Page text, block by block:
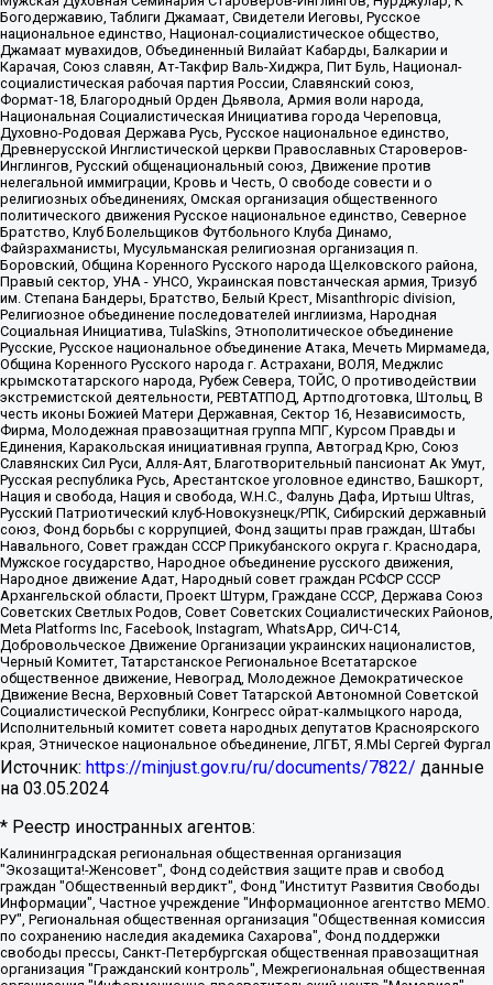
Богодержавию, Таблиги Джамаат, Свидетели Иеговы, Русское
национальное единство, Национал-социалистическое общество,
Джамаат мувахидов, Объединенный Вилайат Кабарды, Балкарии и
Карачая, Союз славян, Ат-Такфир Валь-Хиджра, Пит Буль, Национал-
социалистическая рабочая партия России, Славянский союз,
Формат-18, Благородный Орден Дьявола, Армия воли народа,
Национальная Социалистическая Инициатива города Череповца,
Духовно-Родовая Держава Русь, Русское национальное единство,
Древнерусской Инглистической церкви Православных Староверов-
Инглингов, Русский общенациональный союз, Движение против
нелегальной иммиграции, Кровь и Честь, О свободе совести и о
религиозных объединениях, Омская организация общественного
политического движения Русское национальное единство, Северное
Братство, Клуб Болельщиков Футбольного Клуба Динамо,
Файзрахманисты, Мусульманская религиозная организация п.
Боровский, Община Коренного Русского народа Щелковского района,
Правый сектор, УНА - УНСО, Украинская повстанческая армия, Тризуб
им. Степана Бандеры, Братство, Белый Крест, Misanthropic division,
Религиозное объединение последователей инглиизма, Народная
Социальная Инициатива, TulaSkins, Этнополитическое объединение
Русские, Русское национальное объединение Атака, Мечеть Мирмамеда,
Община Коренного Русского народа г. Астрахани, ВОЛЯ, Меджлис
крымскотатарского народа, Рубеж Севера, ТОЙС, О противодействии
экстремистской деятельности, РЕВТАТПОД, Артподготовка, Штольц, В
честь иконы Божией Матери Державная, Сектор 16, Независимость,
Фирма, Молодежная правозащитная группа МПГ, Курсом Правды и
Единения, Каракольская инициативная группа, Автоград Крю, Союз
Славянских Сил Руси, Алля-Аят, Благотворительный пансионат Ак Умут,
Русская республика Русь, Арестантское уголовное единство, Башкорт,
Нация и свобода, Нация и свобода, W.H.С., Фалунь Дафа, Иртыш Ultras,
Русский Патриотический клуб-Новокузнецк/РПК, Сибирский державный
союз, Фонд борьбы с коррупцией, Фонд защиты прав граждан, Штабы
Навального, Совет граждан СССР Прикубанского округа г. Краснодара,
Мужское государство, Народное объединение русского движения,
Народное движение Адат, Народный совет граждан РСФСР СССР
Архангельской области, Проект Штурм, Граждане СССР, Держава Союз
Советских Светлых Родов, Совет Советских Социалистических Районов,
Meta Platforms Inc, Facebook, Instagram, WhatsApp, СИЧ-С14,
Добровольческое Движение Организации украинских националистов,
Черный Комитет, Татарстанское Региональное Всетатарское
общественное движение, Невоград, Молодежное Демократическое
Движение Весна, Верховный Совет Татарской Автономной Советской
Социалистической Республики, Конгресс ойрат-калмыцкого народа,
Исполнительный комитет совета народных депутатов Красноярского
края, Этническое национальное объединение, ЛГБТ, Я.МЫ Сергей Фургал
Источник: https://minjust.gov.ru/ru/documents/7822/ данные
на 03.05.2024
* Реестр иностранных агентов:
Калининградская региональная общественная организация "Экозащита!-Женсовет", Фонд содействия защите прав и свобод граждан "Общественный вердикт", Фонд "Институт Развития Свободы Информации", Частное учреждение "Информационное агентство МЕМО. РУ", Региональная общественная организация "Общественная комиссия по сохранению наследия академика Сахарова", Фонд поддержки свободы прессы, Санкт-Петербургская общественная правозащитная организация "Гражданский контроль", Межрегиональная общественная организация "Информационно-просветительский центр "Мемориал", Региональный Фонд "Центр Защиты Прав Средств Массовой Информации", с 05.12.2023 Фонд "Центр Защиты Прав Средств массовой информации", Региональная общественная благотворительная организация помощи беженцам и мигрантам "Гражданское содействие", Негосударственное образовательное учреждение дополнительного профессионального образования (повышение квалификации) специалистов "АКАДЕМИЯ ПО ПРАВАМ ЧЕЛОВЕКА", Свердловская региональная общественная организация "Сутяжник", Автономная некоммерческая организация "Центр независимых социологических исследований", Союз общественных объединений "Российский исследовательский центр по правам человека", Региональное общественное учреждение научно-информационный центр "МЕМОРИАЛ", Некоммерческая организация "Фонд защиты гласности", Автономная некоммерческая организация "Институт прав человека", Городская общественная организация "Екатеринбургское общество "МЕМОРИАЛ", Городская общественная организация "Рязанское историко-просветительское и правозащитное общество "Мемориал" (Рязанский Мемориал), Челябинский региональный орган общественной самодеятельности – женское общественное объединение "Женщины Евразии", Челябинский региональный орган общественной самодеятельности "Уральская правозащитная группа", Фонд содействия защите здоровья и социальной справедливости имени Андрея Рылькова, Автономная Некоммерческая Организация "Аналитический Центр Юрия Левады", Автономная некоммерческая организация социальной поддержки населения "Проект Апрель", Региональная общественная организация помощи женщинам и детям, находящимся в кризисной ситуации "Информационно-методический центр "Анна", Фонд содействия развитию массовых коммуникаций и правовому просвещению "Так-так-Так", Фонд содействия устойчивому развитию "Серебряная тайга", Свердловский региональный общественный фонд социальных проектов "Новое время", "Idel.Реалии", Кавказ.Реалии, Крым.Реалии, Телеканал Настоящее Время, Татаро-башкирская служба Радио Свобода (Azatliq Radiosi), Радио Свободная Европа/Радио Свобода (PCE/PC), "Сибирь.Реалии", "Фактограф", Благотворительный фонд помощи осужденным и их семьям, Автономная некоммерческая организация "Институт глобализации и социальных движений", Фонд "В защиту прав заключенных", Частное учреждение "Центр поддержки и содействия развитию средств массовой информации", Пензенский региональный общественный благотворительный фонд "Гражданский союз", "Север.Реалии", Некоммерческая организация Фонд "Правовая инициатива", Общество с ограниченной ответственностью "Радио Свободная Европа/Радио Свобода", Чешское информационное агентство "MEDIUM-ORIENT", Красноярская региональная общественная организация "Мы против СПИДа", Камалягин Денис Николаевич, Маркелов Сергей Евгеньевич, Пономарев Лев Александрович, Савицкая Людмила Алексеевна, Автономная некоммерческая организация "Центр по работе с проблемой насилия "НАСИЛИЮ.НЕТ", Межрегиональный профессиональный союз работников здравоохранения "Альянс врачей", Юридическое лицо, зарегистрированное в Латвийской Республике, SIA "Medusa Project" (регистрационный номер 40103797863, дата регистрации 10.06.2014), Некоммерческая организация "Фонд по борьбе с коррупцией", Автономная некоммерческая организация "Институт права и публичной политики", Баданин Роман Сергеевич, Гликин Максим Александрович, Железнова Мария Михайловна, Лукьянова Юлия Сергеевна, Маетная Елизавета Витальевна, Маняхин Петр Борисович, Чуракова Ольга Владимировна, Ярош Юлия Петровна, Юридическое лицо "The Insider SIA", зарегистрированное в Риге, Латвийская Республика (дата регистрации 26.06.2015), являющееся администратором доменного имени интернет-издания "The Insider SIA", https://theins.ru, Постернак Алексей Евгеньевич, Рубин Михаил Аркадьевич, Анин Роман Александрович, Юридическое лицо Istories fonds, зарегистрированное в Латвийской Республике (регистрационный номер 50008295751, дата регистрации 24.02.2020), Великовский Дмитрий Александрович, Долинина Ирина Николаевна, Мароховская Алеся Алексеевна, Шлейнов Роман Юрьевич, Шмагун Олеся Валентиновна, Общество с ограниченной ответственностью "Альтаир 2021", Общество с ограниченной ответственностью "Вега 2021", Общество с ограниченной ответственностью "Главный редактор 2021", Общество с ограниченной ответственностью "Ромашки монолит", Важенков Артем Валерьевич, Ивановская областная общественная организация "Центр гендерных исследований", Гурман Юрий Альбертович, Медиапроект "ОВД-Инфо", Егоров Владимир Владимирович, Жилинский Владимир Александрович, Общество с ограниченной ответственностью "ЗП", Иванова София Юрьевна, Карезина Инна Павловна, Кильтау Екатерина Викторовна, Петров Алексей Викторович, Пискунов Сергей Евгеньевич, Смирнов Сергей Сергеевич, Тихонов Михаил Сергеевич, Общество с ограниченной ответственностью "ЖУРНАЛИСТ-ИНОСТРАННЫЙ АГЕНТ", Арапова Галина Юрьевна, Вольтская Татьяна Анатольевна, Американская компания "Mason G.E.S. Anonymous Foundation" (США), являющаяся владельцем интернет-издания https://mnews.world/, Компания "Stichting Bellingcat", зарегистрированная в Нидерландах (дата регистрации 11.07.2018), Захаров Андрей Вячеславович, Клепиковская Екатерина Дмитриевна, Общество с ограниченной ответственностью "МЕМО", Перл Роман Александрович, Симонов Евгений Алексеевич, Соловьева Елена Анатольевна, Сотников Даниил Владимирович, Сурначева Елизавета Дмитриевна, Автономная некоммерческая организация по защите прав человека и информированию населения "Якутия – Наше Мнение", Общество с ограниченной ответственностью "Москоу диджитал медиа", с 26.01.2023 Общество с ограниченной ответственностью "Чайка Белые сады", Ветошкина Валерия Валерьевна, Заговора Максим Александрович, Межрегиональное общественное движение "Российская ЛГБТ - сеть", Оленичев Максим Владимирович, Павлов Иван Юрьевич, Скворцова Елена Сергеевна, Общество с ограниченной ответственностью "Как бы инагент", Кочетков Игорь Викторович, Общество с ограниченной ответственностью "Честные выборы", Еланчик Олег Александрович, Общество с ограниченной ответственностью "Нобелевский призыв", Гималова Регина Эмилевна, Григорьев Андрей Валерьевич, Григорьева Алина Александровна, Ассоциация по содействию защите прав призывников, альтернативнослужащих и военнослужащих "Правозащитная группа "Гражданин.Армия.Право", Хисамова Регина Фаритовна, Автономная некоммерческая организация по реализации социально-правовых программ "Лилит", Дальневосточное общественное движение "Маяк", Санкт-Петербургская ЛГБТ-инициативная группа "Выход", Инициативная группа ЛГБТ+ "Реверс", Алексеев Андрей Викторович, Бекбулатова Таисия Львовна, Беляев Иван Михайлович, Владыкина Елена Сергеевна, Гельман Марат Александрович, Никульшина Вероника Юрьевна, Толоконникова Надежда Андреевна, Шендерович Виктор Анатольевич, Общество с ограниченной ответственностью "Данное сообщение", Общество с ограниченной ответственностью Издательский дом "Новая глава", Айнбиндер Александра Александровна, Московский комьюнити-центр для ЛГБТ+инициатив, Благотворительный фонд развития филантропии, Deutsche Welle (Германия, Kurt-Schumacher-Strasse 3, 53113 Bonn), Борзунова Мария Михайловна, Воробьев Виктор Викторович, Голубева Анна Львовна, Константинова Алла Михайловна, Малкова Ирина Владимировна, Мурадов Мурад Абдулгалимович, Осетинская Елизавета Николаевна, Понасенков Евгений Николаевич, Ганапольский Матвей Юрьевич, Киселев Евгений Алексеевич, Борухович Ирина Григорьевна, Дремин Иван Тимофеевич, Дубровский Дмитрий Викторович, Красноярская региональная общественная организация поддержки и развития альтернативных образовательных технологий и межкультурных коммуникаций "ИНТЕРРА", Маяковская Екатерина Алексеевна, Фейгин Марк Захарович, Филимонов Андрей Викторович, Дзугкоева Регина Николаевна, Доброхотов Роман Александрович, Дудь Юрий Александрович, Елкин Сергей Владимирович, Кругликов Кирилл Игоревич, Сабунаева Мария Леонидовна, Семенов Алексей Владимирович, Шаинян Карен Багратович, Шульман Екатерина Михайловна, Асафьев Артур Валерьевич, Вахштайн Виктор Семенович, Венедиктов Алексей Алексеевич, Лушникова Екатерина Евгеньевна, Волков Леонид Михайлович, Невзоров Александр Глебович, Пархоменко Сергей Борисович, Сироткин Ярослав Николаевич, Кара-Мурза Владимир Владимирович, Баранова Наталья Владимировна, Гозман Леонид Яковлевич, Кагарлицкий Борис Юльевич, Климарев Михаил Валерьевич, Милов Владимир Станиславович, Автономная некоммерческая организация Краснодарский центр современного искусства "Типография", Моргенштерн Алишер Тагирович, Соболь Любовь Эдуардовна, Общество с ограниченной ответственностью "ЛИЗА НОРМ", Каспаров Гарри Кимович, Ходорковский Михаил Борисович, Общество с ограниченной ответственностью "Апрельские тезисы", Данилович Ирина Брониславовна, Кашин Олег Владимирович, Петров Николай Владимирович, Пивоваров Алексей Владимирович, Соколов Михаил Владимирович, Цветкова Юлия Владимировна, Чичваркин Евгений Александрович, Комитет против пыток/Команда против пыток, Общество с ограниченной ответственностью "Первый научный", Общество с ограниченной ответственностью "Вертолет и ко", Белоцерковская Вероника Борисовна, Кац Максим Евгеньевич, Лазарева Татьяна Юрьевна, Шаведдинов Руслан Табризович, Яшин Илья Валерьевич, Общество с ограниченной ответственностью "Иноагент ААВ", Алешковский Дмитрий Петрович, Альбац Евгения Марковна, Быков Дмитрий Львович, Галямина Юлия Евгеньевна, Лойко Сергей Леонидович, Мартынов Кирилл Константинович, Медведев Сергей Александрович, Крашенинников Федор Геннадиевич, Гордеева Катерина Вл